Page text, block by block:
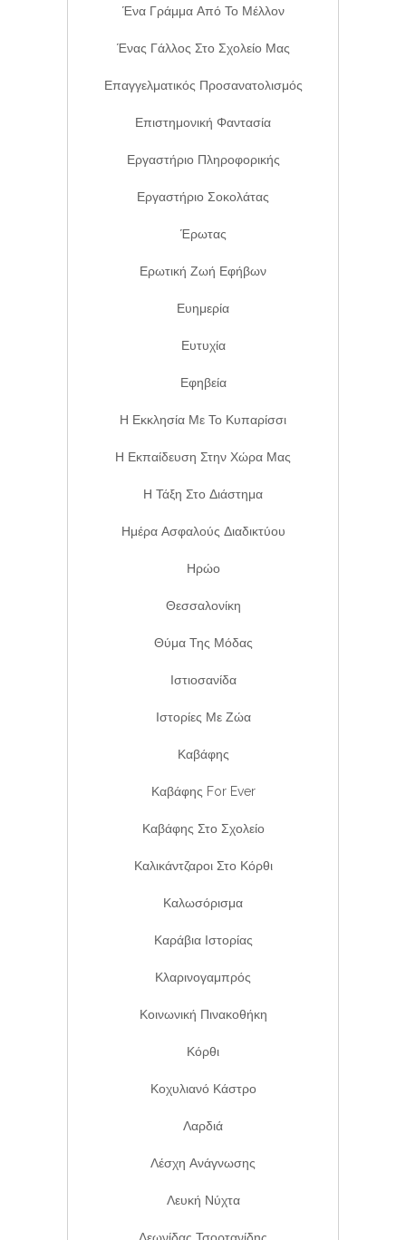
Ένα Γράμμα Από Το Μέλλον
Ένας Γάλλος Στο Σχολείο Μας
Επαγγελματικός Προσανατολισμός
Επιστημονική Φαντασία
Εργαστήριο Πληροφορικής
Εργαστήριο Σοκολάτας
Έρωτας
Ερωτική Ζωή Εφήβων
Ευημερία
Ευτυχία
Εφηβεία
Η Εκκλησία Με Το Κυπαρίσσι
Η Εκπαίδευση Στην Χώρα Μας
Η Τάξη Στο Διάστημα
Ημέρα Ασφαλούς Διαδικτύου
Ηρώο
Θεσσαλονίκη
Θύμα Της Μόδας
Ιστιοσανίδα
Ιστορίες Με Ζώα
Καβάφης
Καβάφης For Ever
Καβάφης Στο Σχολείο
Καλικάντζαροι Στο Κόρθι
Καλωσόρισμα
Καράβια Ιστορίας
Κλαρινογαμπρός
Κοινωνική Πινακοθήκη
Κόρθι
Κοχυλιανό Κάστρο
Λαρδιά
Λέσχη Ανάγνωσης
Λευκή Νύχτα